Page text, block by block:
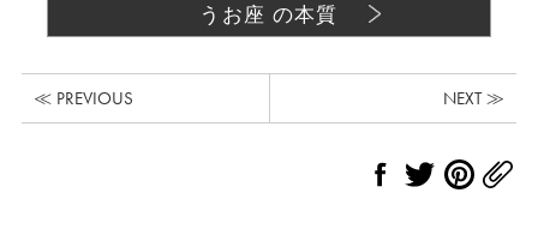
うお座 の本質
≪ PREVIOUS NEXT ≫